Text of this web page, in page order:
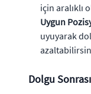
için aralıklı
Uygun
uyuyarak
Dolgu